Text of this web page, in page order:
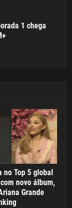
1 chega
no Top 5 global
novo álbum,
Grande